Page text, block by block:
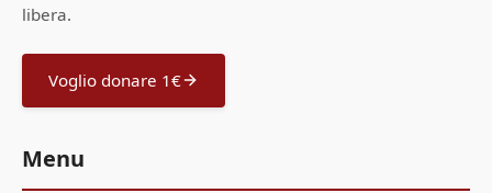
libera.
Voglio donare 1€
Menu